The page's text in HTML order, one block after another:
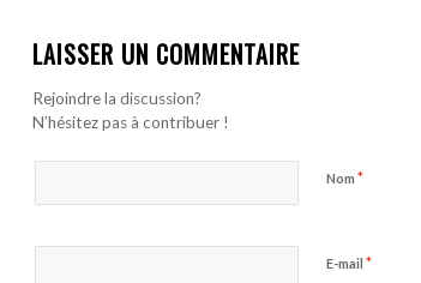
LAISSER UN COMMENTAIRE
Rejoindre la discussion?
N’hésitez pas à contribuer !
Nom *
E-mail *